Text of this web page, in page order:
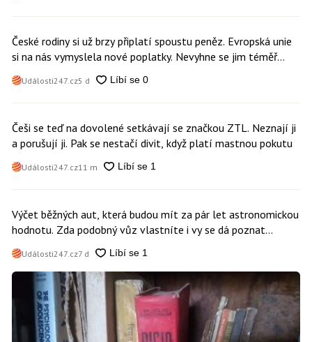
České rodiny si už brzy připlatí spoustu peněz. Evropská unie
si na nás vymyslela nové poplatky. Nevyhne se jim téměř
nikdo
Události247.cz5 d
Češi se teď na dovolené setkávají se značkou ZTL. Neznají ji
a porušují ji. Pak se nestačí divit, když platí mastnou pokutu
Události247.cz11 m
Výčet běžných aut, která budou mít za pár let astronomickou
hodnotu. Zda podobný vůz vlastníte i vy se dá poznat
snadno
Události247.cz7 d